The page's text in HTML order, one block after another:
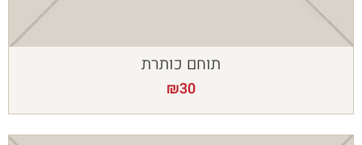
תוחם כותרת
₪30